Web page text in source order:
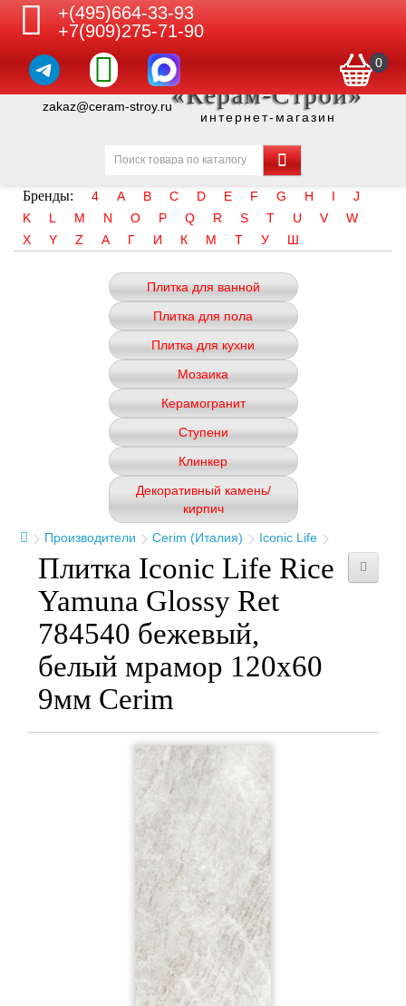
+(495)664-33-93
+7(909)275-71-90
0
zakaz@ceram-stroy.ru«Керам-Строй»
интернет-магазин
Бренды: 4 A B C D E F G H I
J
K
L M N O P Q R S T U V
W
X
Y Z А Г И К М Т У Ш
Плитка для ванной
Плитка для пола
Плитка для кухни
Мозаика
Керамогранит
Ступени
Клинкер
Декоративный камень/
кирпич
Производители
Cerim (Италия) Iconic Life
Плитка Iconic Life Rice
Yamuna Glossy Ret
784540 бежевый,
белый мрамор 120x60
9мм Cerim